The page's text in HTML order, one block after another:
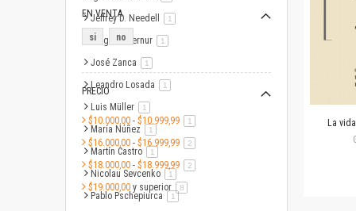
La
Jeffrey D. Needell 1
Jorge F. Liernur 1
José Zanca 1
Leandro Losada 1
Luis Müller 1
María Núñez 1
Martín Castro 1
Nicolau Sevcenko 1 artículo
Pablo Pschepiurca 1artículo
EN VENTA
si no
PRECIO
$10.000,00 - $10.999,99 1
$16.000,00 - $16.999,99 2artículo
$18.000,00 - $18.999,99 2artículo
$19.000,00 y superior 8artículo